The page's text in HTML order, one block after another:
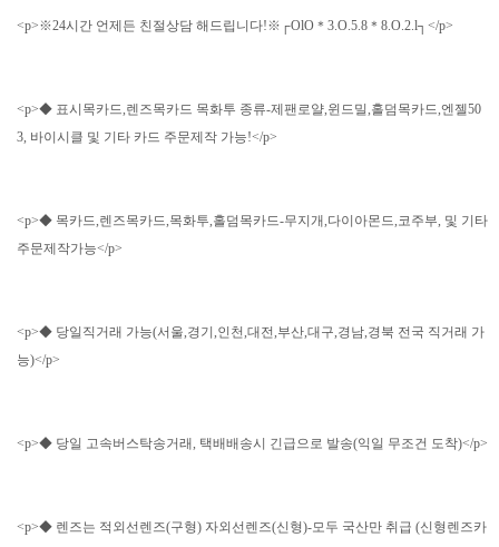
<p>※24시간 언제든 친절상담 해드립니다!※┌OlO＊3.O.5.8＊8.O.2.l┐</p>
<p>◆ 표시목카드,렌즈목카드 목화투 종류-제팬로얄,윈드밀,홀덤목카드,엔젤50
3, 바이시클 및 기타 카드 주문제작 가능!</p>
<p>◆ 목카드,렌즈목카드,목화투,홀덤목카드-무지개,다이아몬드,코주부, 및 기타
주문제작가능</p>
<p>◆ 당일직거래 가능(서울,경기,인천,대전,부산,대구,경남,경북 전국 직거래 가
능)</p>
<p>◆ 당일 고속버스탁송거래, 택배배송시 긴급으로 발송(익일 무조건 도착)</p>
<p>◆ 렌즈는 적외선렌즈(구형) 자외선렌즈(신형)-모두 국산만 취급 (신형렌즈카